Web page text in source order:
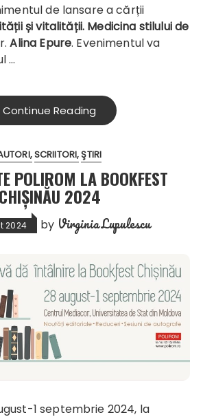
de lansare a cărții
și vitalității. Medicina stilului de
Alina Epure. Evenimentul va
…
Continue Reading
SCRIITORI ŞTIRI
POLIROM LA BOOKFEST
CHIȘINĂU 2024
2024 by Virginia Lupulescu